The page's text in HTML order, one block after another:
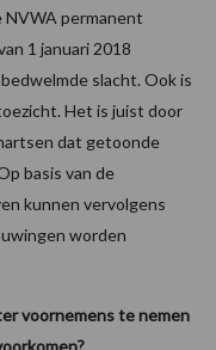
NVWA permanent
1 januari 2018
slacht. Ook is
Het is juist door
dat getoonde
basis van de
kunnen vervolgens
worden
voornemens te nemen